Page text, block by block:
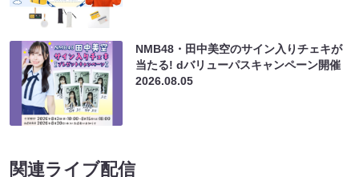
NMB48・田中美空のサイン入りチェキが
当たる! dバリューパスキャンペーン開催
2026.08.05
関連ライブ配信